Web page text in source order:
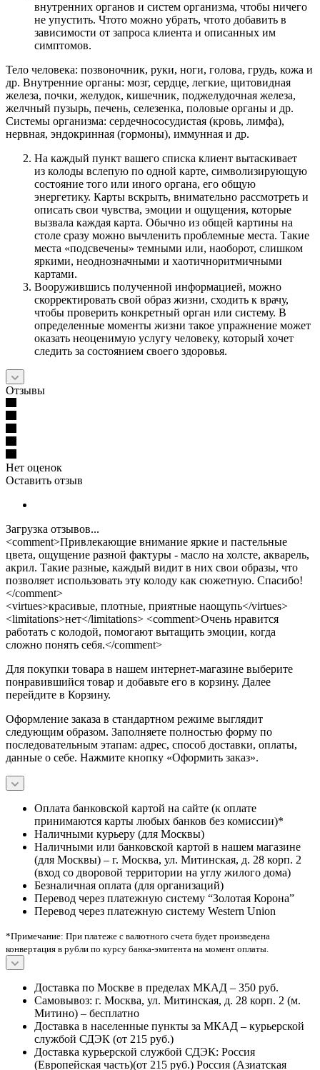
внутренних органов и систем организма, чтобы ничего
не упустить. Что­то можно убрать, что­то добавить в
зависимости от запроса клиента и описанных им
симптомов.
Тело человека: позвоночник, руки, ноги, голова, грудь, кожа и
др. Внутренние органы: мозг, сердце, легкие, щитовидная
железа, почки, желудок, кишечник, поджелудочная железа,
желчный пузырь, печень, селезенка, половые органы и др.
Системы организма: сердечно­сосудистая (кровь, лимфа),
нервная, эндокринная (гормоны), иммунная и др.
На каждый пункт вашего списка клиент вытаскивает
из колоды вслепую по одной карте, символизирующую
состояние того или иного органа, его общую
энергетику. Карты вскрыть, внимательно рассмотреть и
описать свои чувства, эмоции и ощущения, которые
вызвала каждая карта. Обычно из общей картины на
столе сразу можно вычленить проблемные места. Такие
места «подсвечены» темными или, наоборот, слишком
яркими, неоднозначными и хаотично­ритмичными
картами.
Вооружившись полученной информацией, можно
скорректировать свой образ жизни, сходить к врачу,
чтобы проверить конкретный орган или систему. В
определенные моменты жизни такое упражнение может
оказать неоценимую услугу человеку, который хочет
следить за состоянием своего здоровья.
Отзывы
Нет оценок
Оставить отзыв
Загрузка отзывов...
<comment>Привлекающие внимание яркие и пастельные
цвета, ощущение разной фактуры - масло на холсте, акварель,
акрил. Такие разные, каждый видит в них свои образы, что
позволяет использовать эту колоду как сюжетную. Спасибо!
</comment>
<virtues>красивые, плотные, приятные наощупь</virtues>
<limitations>нет</limitations> <comment>Очень нравится
работать с колодой, помогают вытащить эмоции, когда
сложно понять себя.</comment>
Для покупки товара в нашем интернет-магазине выберите
понравившийся товар и добавьте его в корзину. Далее
перейдите в Корзину.
Оформление заказа в стандартном режиме выглядит
следующим образом. Заполняете полностью форму по
последовательным этапам: адрес, способ доставки, оплаты,
данные о себе. Нажмите кнопку «Оформить заказ».
Оплата банковской картой на сайте (к оплате
принимаются карты любых банков без комиссии)*
Наличными курьеру (для Москвы)
Наличными или банковской картой в нашем магазине
(для Москвы) – г. Москва, ул. Митинская, д. 28 корп. 2
(вход со дворовой территории на углу жилого дома)
Безналичная оплата (для организаций)
Перевод через платежную систему “Золотая Корона”
Перевод через платежную систему Western Union
*Примечание: При платеже с валютного счета будет произведена
конвертация в рубли по курсу банка-эмитента на момент оплаты.
Доставка по Москве в пределах МКАД – 350 руб.
Самовывоз: г. Москва, ул. Митинская, д. 28 корп. 2 (м.
Митино) – бесплатно
Доставка в населенные пункты за МКАД – курьерской
службой СДЭК (от 215 руб.)
Доставка курьерской службой СДЭК: Россия
(Европейская часть)(от 215 руб.) Россия (Азиатская